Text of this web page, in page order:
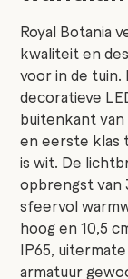
Royal Botania
kwaliteit en
voor in de tuin.
decoratieve
buitenkant van
en eerste klas
is wit. De
opbrengst van
sfeervol
hoog en 10,5
IP65,
armatuur